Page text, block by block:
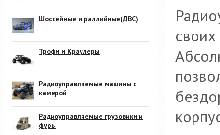
Шоссейные и раллийные(ДВС)
Трофи и Краулеры
Радиоуправляемые машины с
камерой
Радиоуправляемые грузовики и
фуры